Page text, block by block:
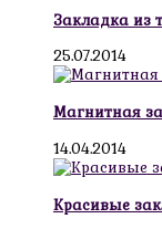
Закладка из
25.07.2014
Магнитная
14.04.2014
Красивые